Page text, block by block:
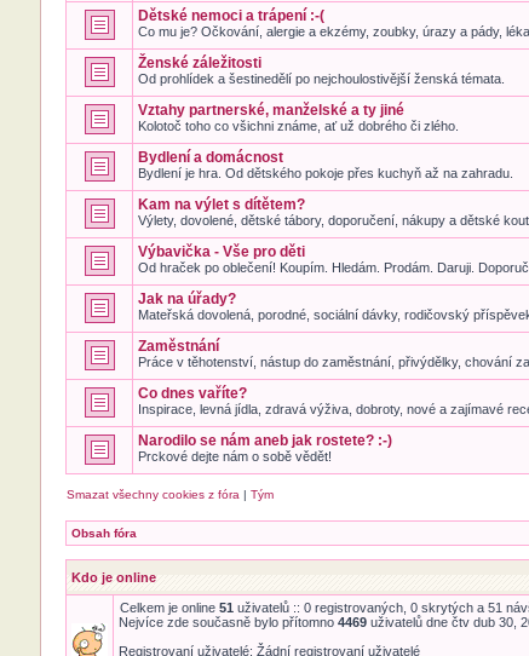
Dětské nemoci a trápení :-(
Co mu je? Očkování, alergie a ekzémy, zoubky, úrazy a pády,
Ženské záležitosti
Od prohlídek a šestinedělí po nejchoulostivější ženská témata.
Vztahy partnerské, manželské a ty jiné
Kolotoč toho co všichni známe, ať už dobrého či zlého.
Bydlení a domácnost
Bydlení je hra. Od dětského pokoje přes kuchyň až na zahradu.
Kam na výlet s dítětem?
Výlety, dovolené, dětské tábory, doporučení, nákupy a dětské
Výbavička - Vše pro děti
Od hraček po oblečení! Koupím. Hledám. Prodám. Daruji.
Jak na úřady?
Mateřská dovolená, porodné, sociální dávky, rodičovský
Zaměstnání
Práce v těhotenství, nástup do zaměstnání, přivýdělky, chování
Co dnes vaříte?
Inspirace, levná jídla, zdravá výživa, dobroty, nové a zajímavé
Narodilo se nám aneb jak rostete? :-)
Prckové dejte nám o sobě vědět!
Smazat všechny cookies z fóra | Tým
Obsah fóra
Kdo je online
Celkem je online 51 uživatelů :: 0 registrovaných, 0 skrytých a 51
Nejvíce zde současně bylo přítomno 4469uživatelů dne čtv dub 30,
Registrovaní uživatelé: Žádní registrovaní uživatelé